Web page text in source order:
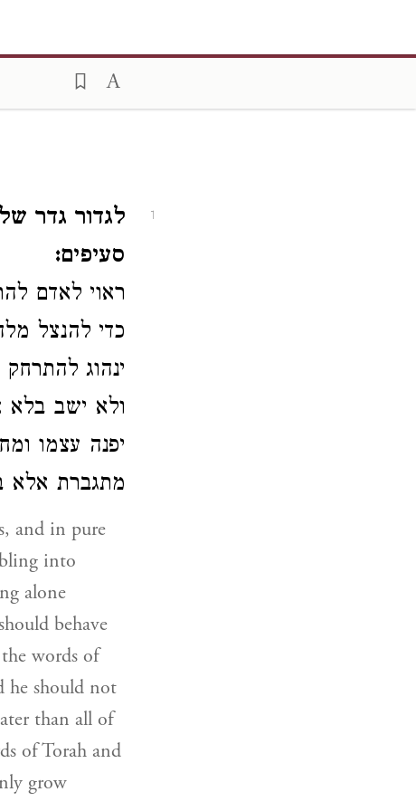
1
לגדור גדר
סעיפים:
ראוי לאדם
כדי להנצל
ינהוג להתרחק
ולא ישב
יפנה עצמו
מתגברת אלא
and in pure
into
alone
behave
words of
he should not
than all of
of Torah and
grow